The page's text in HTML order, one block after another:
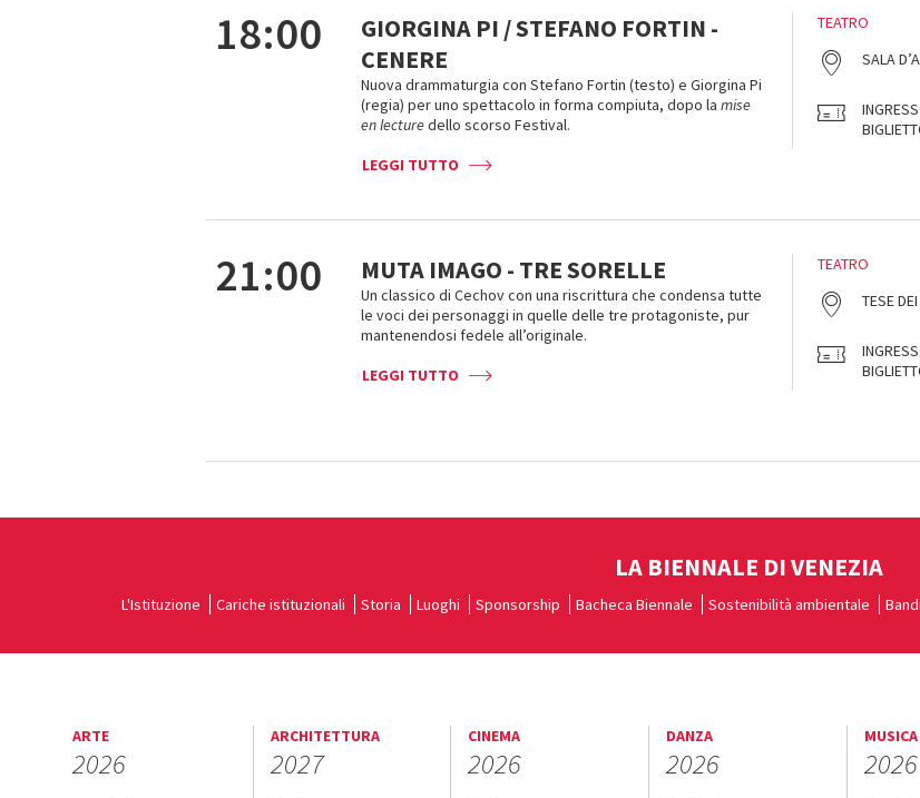
18:00
GIORGINA PI / STEFANO FORTIN -
CENERE
Nuova drammaturgia con Stefano Fortin (testo) e Giorgina Pi
(regia) per uno spettacolo in forma compiuta, dopo la mise
en lecturedello scorso Festival.
LEGGI TUTTO
TEATRO
SALA
21:00 MUTA IMAGO - TRE SORELLE
Un classico di Cechov con una riscrittura che condensa tutte
le voci dei personaggi in quelle delle tre protagoniste, pur
mantenendosi fedele all’originale.
LEGGI TUTTO
TEATRO
TESE
LA BIENNALE DI VENEZIA
L'Istituzione Cariche istituzionali Storia Luoghi Sponsorship Bacheca Biennale Sostenibilità ambientale
ARTE
2026
ARCHITETTURA
2027
CINEMA
2026
DANZA
2026
MUSICA
2026